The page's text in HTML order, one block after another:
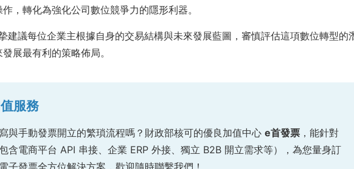
，轉化為強化公司數位競爭力的隱形利器。
建議每位企業主根據自身的交易結構與未來發展藍圖，審慎評估這項數位轉型的
展最有利的策略佈局。
服務
與手動發票開立的繁瑣流程嗎？財政部核可的優良加值中心e首發票 ，能針對
含電商平台 API 串接、企業 ERP 外接、獨立 B2B 開立需求等），為您量身訂